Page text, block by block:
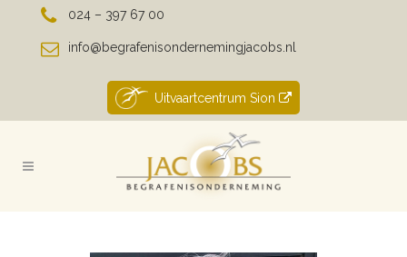
024 – 397 67 00
info@begrafenisondernemingjacobs.nl
Uitvaartcentrum Sion